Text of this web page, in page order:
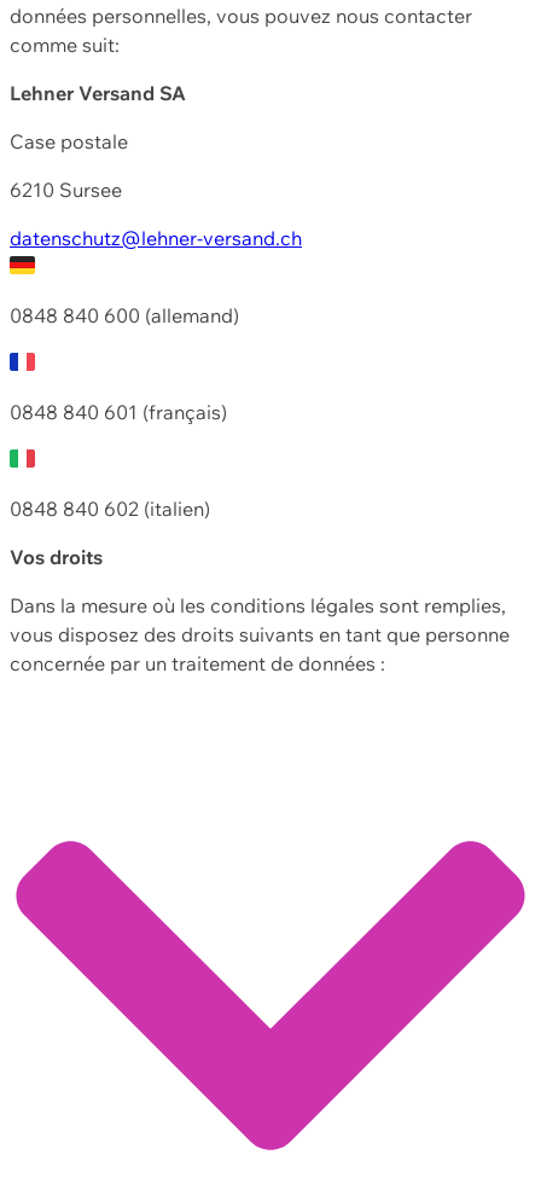
données personnelles, vous pouvez nous contacter
comme suit:
Lehner Versand SA
Case postale
6210 Sursee
datenschutz@lehner-versand.ch
0848 840 600 (allemand)
0848 840 601 (français)
0848 840 602 (italien)
Vos droits
Dans la mesure où les conditions légales sont remplies,
vous disposez des droits suivants en tant que personne
concernée par un traitement de données :